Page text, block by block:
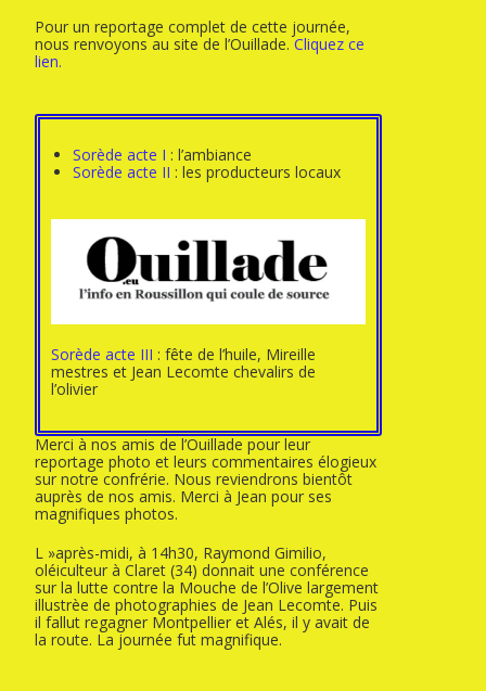
Pour un reportage complet de cette journée,
nous renvoyons au site de l’Ouillade.Cliquez ce
lien.
Sorède acte I : l’ambiance
Sorède acte II : les producteurs locaux
Sorède acte III : fête de l’huile, Mireille
mestres et Jean Lecomte chevalirs de
l’olivier
Merci à nos amis de l’Ouillade pour leur
reportage photo et leurs commentaires élogieux
sur notre confrérie. Nous reviendrons bientôt
auprès de nos amis. Merci à Jean pour ses
magnifiques photos.
L »après-midi, à 14h30, Raymond Gimilio,
oléiculteur à Claret (34) donnait une conférence
sur la lutte contre la Mouche de l’Olive largement
illustrèe de photographies de Jean Lecomte. Puis
il fallut regagner Montpellier et Alés, il y avait de
la route. La journée fut magnifique.